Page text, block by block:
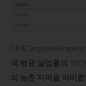
TEA(Targeted
국 평균 실업률의
의 농촌 지역을 의미